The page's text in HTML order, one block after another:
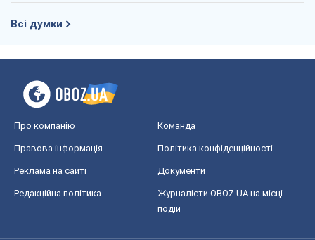
Всі думки
Про компанію Команда
Правова інформація Політика конфіденційності
Реклама на сайті Документи
Редакційна політика
Журналісти OBOZ.UA на місці
подій